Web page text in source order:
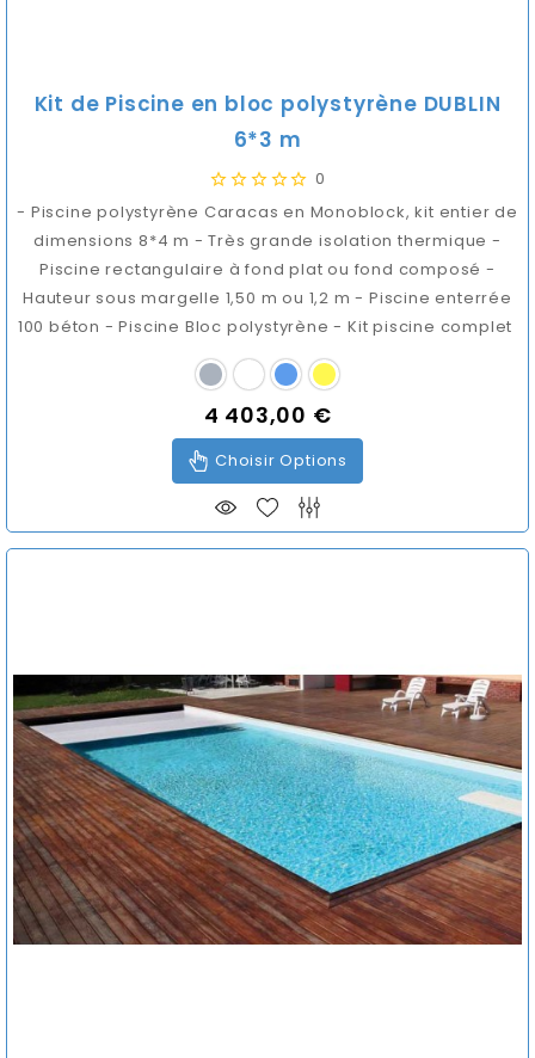
Kit de Piscine en bloc polystyrène DUBLIN
6*3 m
0
- Piscine polystyrène Caracas en Monoblock, kit entier de
dimensions 8*4 m - Très grande isolation thermique -
Piscine rectangulaire à fond plat ou fond composé -
Hauteur sous margelle 1,50 m ou 1,2 m - Piscine enterrée
100 béton - Piscine Bloc polystyrène - Kit piscine complet
Prix
4 403,00 €
Choisir Options